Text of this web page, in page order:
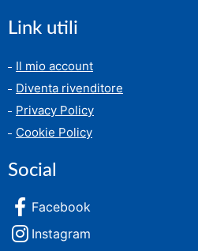
Link utili
Il mio account
Diventa rivenditore
Privacy Policy
Cookie Policy
Social
Facebook
Instagram